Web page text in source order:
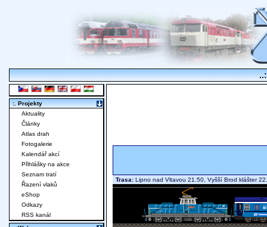
Trasa: Lipno nad Vltavou 21.50, Vyšší Brod klášter
:. Projekty
Aktuality
Články
Atlas drah
Fotogalerie
Kalendář akcí
Přihlášky na akce
Seznam tratí
Řazení vlaků
eShop
Odkazy
RSS kanál